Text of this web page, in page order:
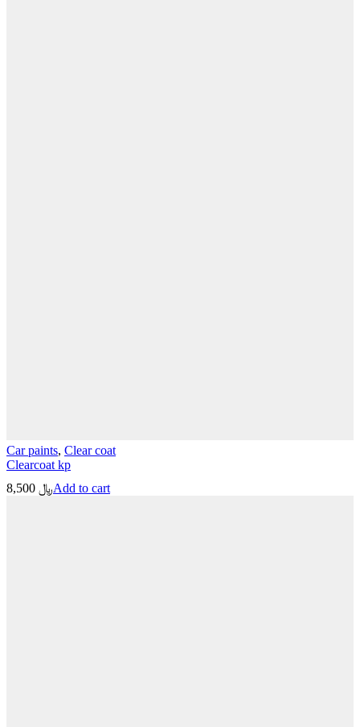
Car paints, Clear coat
Clearcoat kp
﷼Add to cart